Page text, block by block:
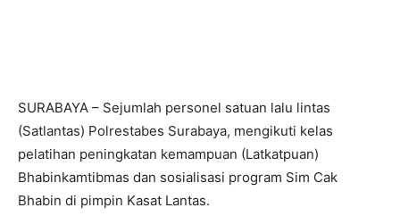
SURABAYA – Sejumlah personel satuan lalu lintas
(Satlantas) Polrestabes Surabaya, mengikuti kelas
pelatihan peningkatan kemampuan (Latkatpuan)
Bhabinkamtibmas dan sosialisasi program Sim Cak
Bhabin di pimpin Kasat Lantas.